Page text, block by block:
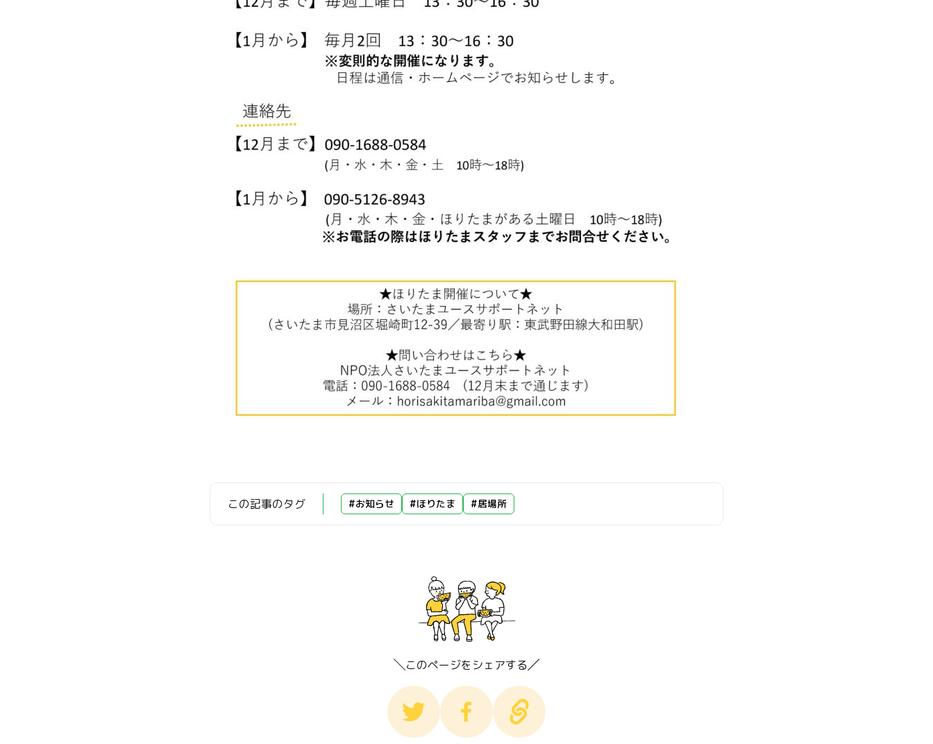
この記事のタグ #お知らせ #ほりたま #居場所
このページをシェアする